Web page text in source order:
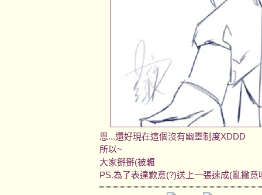
恩...還好現在這個沒有幽靈制度XDDD
所以~
大家掰掰(被輾
PS.為了表達歉意(?)送上一張速成(亂撇意